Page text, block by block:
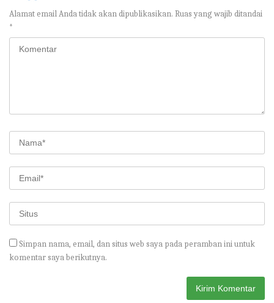
Alamat email Anda tidak akan dipublikasikan. Ruas yang wajib ditandai
*
Simpan nama, email, dan situs web saya pada peramban ini untuk
komentar saya berikutnya.